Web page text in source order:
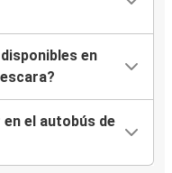
en
el autobús de